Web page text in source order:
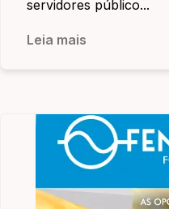
servidores público...
Leia mais